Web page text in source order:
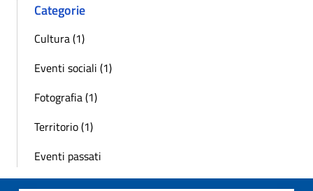
Categorie
Cultura (1)
Eventi sociali (1)
Fotografia (1)
Territorio (1)
Eventi passati